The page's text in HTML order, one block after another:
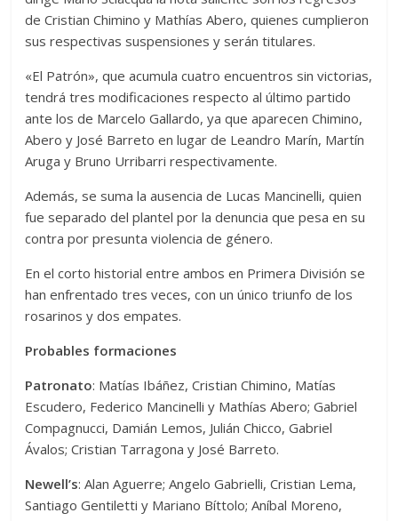
de Cristian Chimino y Mathías Abero, quienes cumplieron
sus respectivas suspensiones y serán titulares.
«El Patrón», que acumula cuatro encuentros sin victorias,
tendrá tres modificaciones respecto al último partido
ante los de Marcelo Gallardo, ya que aparecen Chimino,
Abero y José Barreto en lugar de Leandro Marín, Martín
Aruga y Bruno Urribarri respectivamente.
Además, se suma la ausencia de Lucas Mancinelli, quien
fue separado del plantel por la denuncia que pesa en su
contra por presunta violencia de género.
En el corto historial entre ambos en Primera División se
han enfrentado tres veces, con un único triunfo de los
rosarinos y dos empates.
Probables formaciones
Patronato: Matías Ibáñez, Cristian Chimino, Matías
Escudero, Federico Mancinelli y Mathías Abero; Gabriel
Compagnucci, Damián Lemos, Julián Chicco, Gabriel
Ávalos; Cristian Tarragona y José Barreto.
Newell’s: Alan Aguerre; Angelo Gabrielli, Cristian Lema,
Santiago Gentiletti y Mariano Bíttolo; Aníbal Moreno,